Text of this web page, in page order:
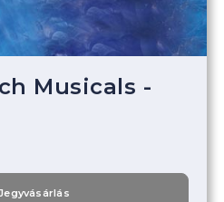
Musicals -